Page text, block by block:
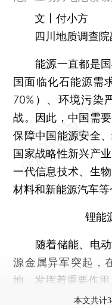
文丨付小方
四川地质调查院
能源一直都是国
国面临化石能源需
70%）、环境污染
战。因此，中国需
保障中国能源安全
国家战略性新兴产
一代信息技术、生
材料和新能源汽车等
锂能
随着储能、电动
源金属异军突起，
地，发挥着重要作用
本文共计